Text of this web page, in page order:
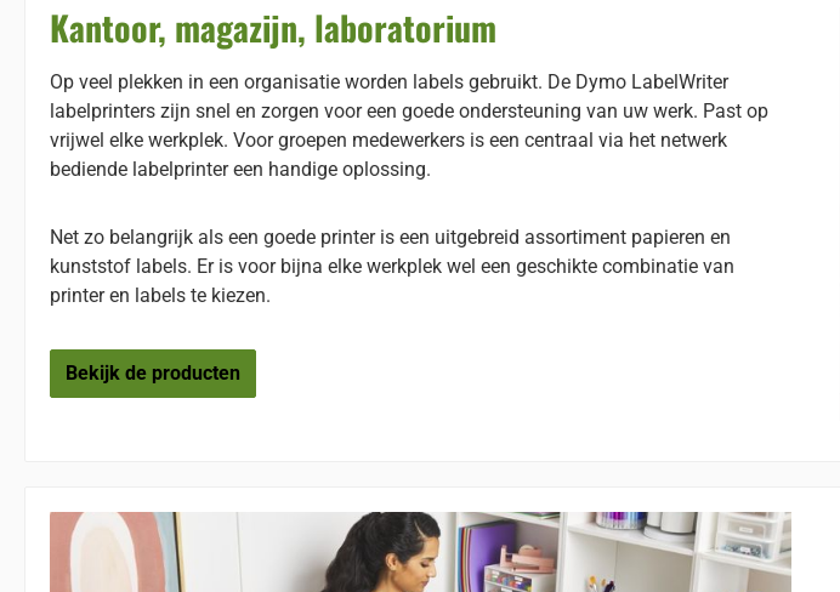
Kantoor, magazijn, laboratorium
Op veel plekken in een organisatie worden labels gebruikt. De Dymo LabelWriter
labelprinters zijn snel en zorgen voor een goede ondersteuning van uw werk. Past op
vrijwel elke werkplek. Voor groepen medewerkers is een centraal via het netwerk
bediende labelprinter een handige oplossing.
Net zo belangrijk als een goede printer is een uitgebreid assortiment papieren en
kunststof labels. Er is voor bijna elke werkplek wel een geschikte combinatie van
printer en labels te kiezen.
Bekijk de producten